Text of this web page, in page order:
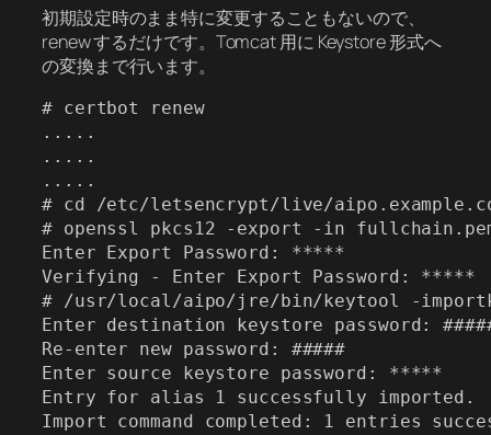
初期設定時のまま特に変更することもないので、
renew するだけです。Tomcat 用に Keystore 形式へ
の変換まで行います。
# certbot renew
.....
.....
.....
# cd /etc/letsencrypt/live/
# openssl pkcs12 -export -in
Enter Export Password: *****
Verifying - Enter Export Password: *****
# /usr/local/aipo/jre/bin/keytool -
Enter destination keystore password:
Re-enter new password: #####
Enter source keystore password: *****
Entry for alias 1 successfully imported.
Import command completed: 1 entries